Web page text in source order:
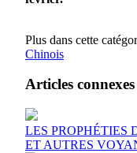
Plus dans cette
Chinois
Articles connexes
LES PROPHÉTIES
ET AUTRES